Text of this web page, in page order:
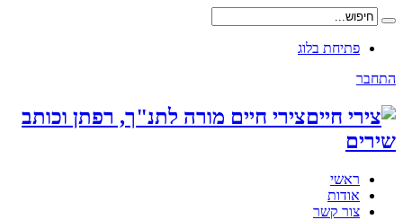
פתיחת בלוג
התחבר
צירי חיים מורה לתנ"ך, רפתן וכותב
שירים
ראשי
אודות
צור קשר